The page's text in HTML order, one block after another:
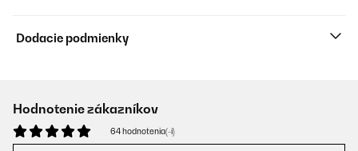
Dodacie podmienky
Hodnotenie zákazníkov
64 hodnotenia(-í)